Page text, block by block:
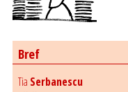
Bref
Tia Serbanescu